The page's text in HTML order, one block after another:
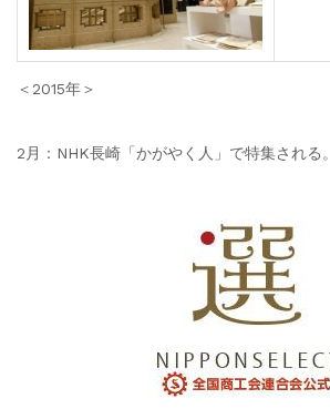
＜2015年＞
2月：NHK長崎「かがやく人」で特集される。